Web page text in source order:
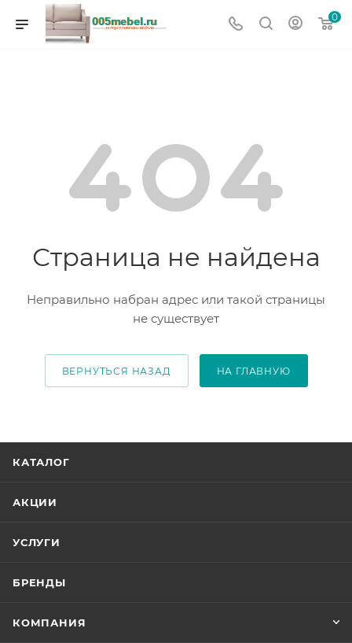
0
Страница не найдена
Неправильно набран адрес или такой страницы
не существует
ВЕРНУТЬСЯ НАЗАД НА ГЛАВНУЮ
КАТАЛОГ
АКЦИИ
УСЛУГИ
БРЕНДЫ
КОМПАНИЯ